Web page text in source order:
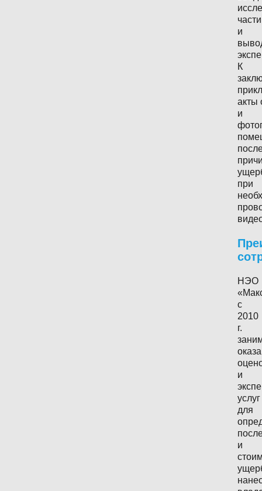
части
и
К
акты
и
при
НЭО
с
2010
г.
и
услуг
для
и